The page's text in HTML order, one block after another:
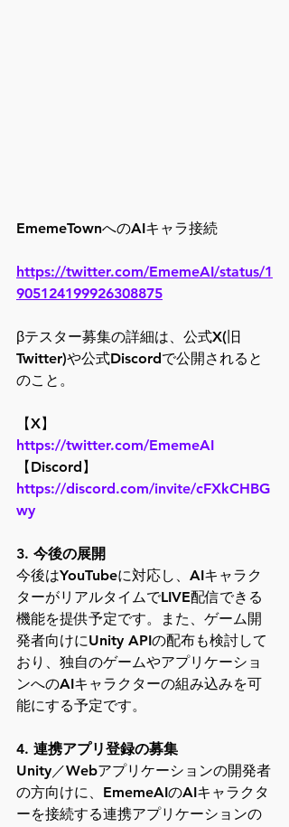
EmemeTownへのAIキャラ接続
https://twitter.com/EmemeAI/status/1
905124199926308875
βテスター募集の詳細は、公式X(旧
Twitter)や公式Discordで公開されると
のこと。
【X】
https://twitter.com/EmemeAI
【Discord】
https://discord.com/invite/cFXkCHBG
wy
3. 今後の展開
今後はYouTubeに対応し、AIキャラク
ターがリアルタイムでLIVE配信できる
機能を提供予定です。また、ゲーム開
発者向けにUnity APIの配布も検討して
おり、独自のゲームやアプリケーショ
ンへのAIキャラクターの組み込みを可
能にする予定です。
4. 連携アプリ登録の募集
Unity／Webアプリケーションの開発者
の方向けに、EmemeAIのAIキャラクタ
ーを接続する連携アプリケーションの